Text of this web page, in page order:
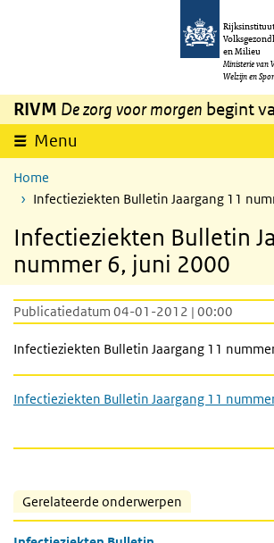
Overslaan en naar de inhoud gaan
en Milieu
Ministerie van
Welzijn en
RIVM De zorg voor morgen begint
Menu
Home
Infectieziekten Bulletin Jaargang 11
Infectieziekten Bulletin
nummer 6, juni 2000
Publicatiedatum 04-01-2012 | 00:00
Infectieziekten Bulletin Jaargang 11
Infectieziekten Bulletin Jaargang 11
Gerelateerde onderwerpen